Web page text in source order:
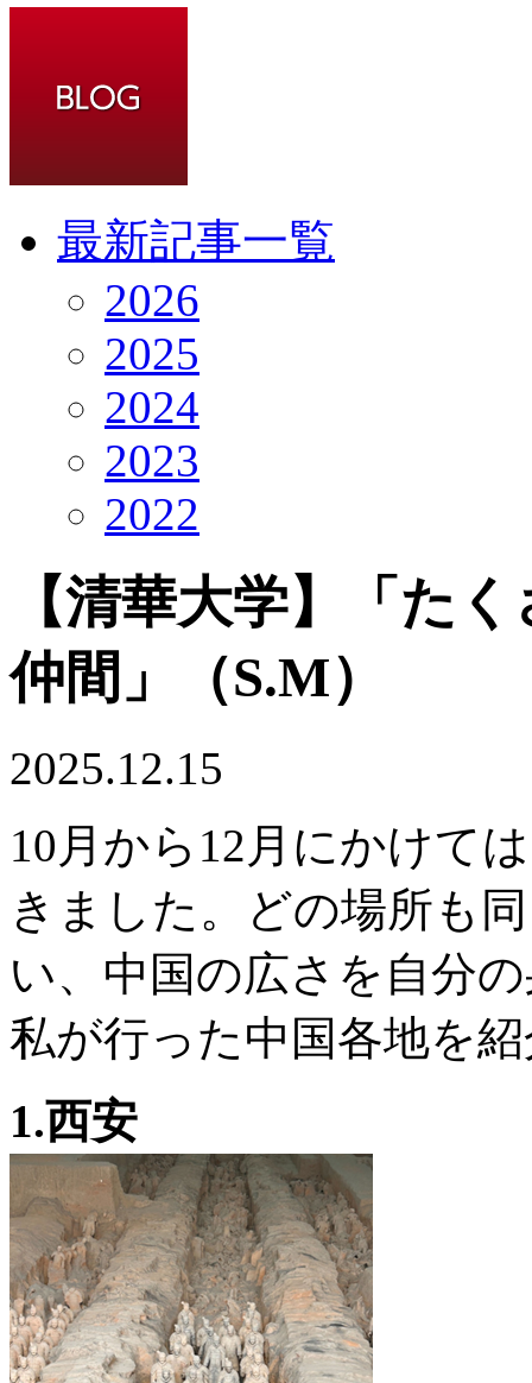
最新記事一覧
2026
2025
2024
2023
2022
【清華大学】「た
仲間」（S.M）
2025.12.15
10月から12月にかけて
きました。どの場所も
い、中国の広さを自分
私が行った中国各地を
1.西安